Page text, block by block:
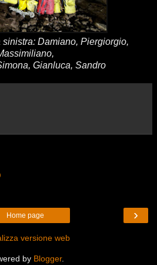
Damiano, Piergiorgio,
Gianluca, Sandro
›
Home page
versione web
by Blogger.